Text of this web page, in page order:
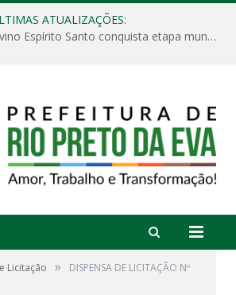
ATUALIZAÇÕES:
Escola Municipal Divino Espírito Santo conquista etapa municipal da V Feira Amazonense de Matemática
Licitação »
DISPENSA DE LICITAÇÃO Nº